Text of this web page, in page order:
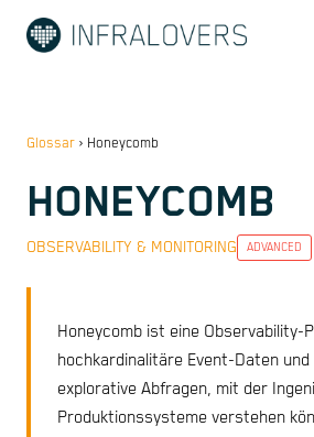
Glossar › Honeycomb
HONEYCOMB
OBSERVABILITY & MONITORING ADVANCED
Honeycomb ist eine
hochkardinalitäre Event-Daten und
explorative Abfragen, mit der
Produktionssysteme verstehen